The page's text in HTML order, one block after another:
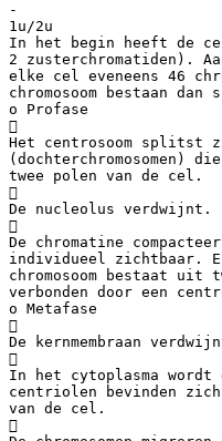
-
1u/2u
In het begin heeft de cel
2 zusterchromatiden).
elke cel eveneens 46
chromosoom bestaan
o Profase

Het centrosoom splitst
(dochterchromosomen)
twee polen van de cel.

De nucleolus verdwijnt.

De chromatine
individueel zichtbaar.
chromosoom bestaat uit
verbonden door een
o Metafase

De kernmembraan

In het cytoplasma wordt
centriolen bevinden
van de cel.
